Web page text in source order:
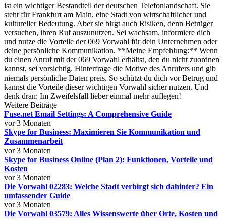
ist ein wichtiger Bestandteil der deutschen Telefonlandschaft. Sie
steht für Frankfurt am Main, eine Stadt von wirtschaftlicher und
kultureller Bedeutung. Aber sie birgt auch Risiken, denn Betrüger
versuchen, ihren Ruf auszunutzen. Sei wachsam, informiere dich
und nutze die Vorteile der 069 Vorwahl für dein Unternehmen oder
deine persönliche Kommunikation. **Meine Empfehlung:** Wenn
du einen Anruf mit der 069 Vorwahl erhältst, den du nicht zuordnen
kannst, sei vorsichtig. Hinterfrage die Motive des Anrufers und gib
niemals persönliche Daten preis. So schützt du dich vor Betrug und
kannst die Vorteile dieser wichtigen Vorwahl sicher nutzen. Und
denk dran: Im Zweifelsfall lieber einmal mehr auflegen!
Weitere Beiträge
Fuse.net Email Settings: A Comprehensive Guide
vor 3 Monaten
Skype for Business: Maximieren Sie Kommunikation und
Zusammenarbeit
vor 3 Monaten
Skype for Business Online (Plan 2): Funktionen, Vorteile und
Kosten
vor 3 Monaten
Die Vorwahl 02283: Welche Stadt verbirgt sich dahinter? Ein
umfassender Guide
vor 3 Monaten
Die Vorwahl 03579: Alles Wissenswerte über Orte, Kosten und